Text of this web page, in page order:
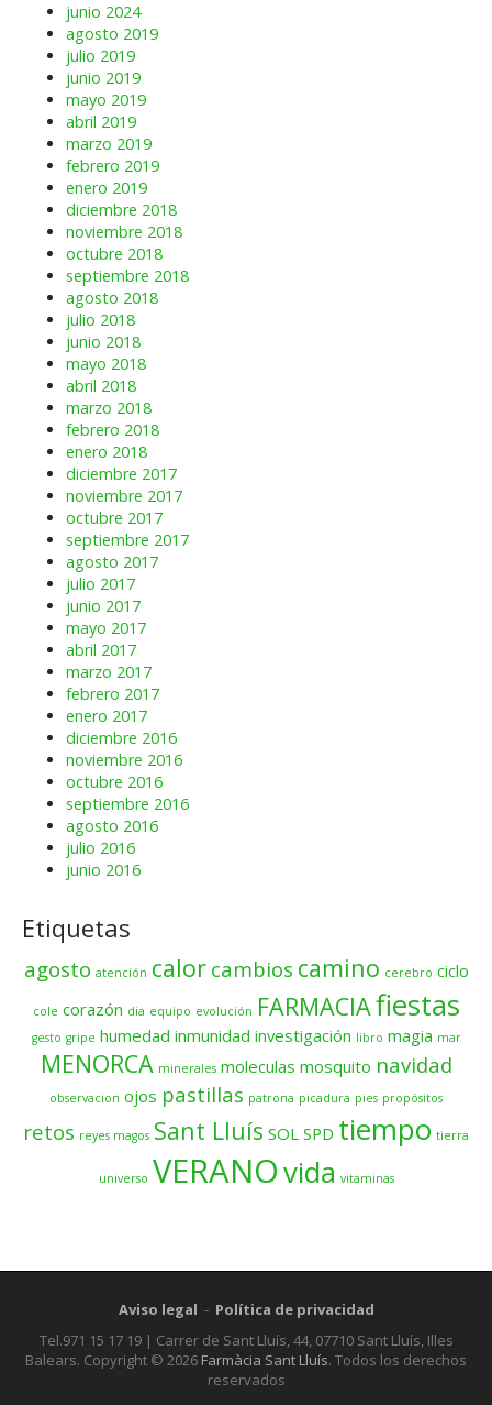
junio 2024
agosto 2019
julio 2019
junio 2019
mayo 2019
abril 2019
marzo 2019
febrero 2019
enero 2019
diciembre 2018
noviembre 2018
octubre 2018
septiembre 2018
agosto 2018
julio 2018
junio 2018
mayo 2018
abril 2018
marzo 2018
febrero 2018
enero 2018
diciembre 2017
noviembre 2017
octubre 2017
septiembre 2017
agosto 2017
julio 2017
junio 2017
mayo 2017
abril 2017
marzo 2017
febrero 2017
enero 2017
diciembre 2016
noviembre 2016
octubre 2016
septiembre 2016
agosto 2016
julio 2016
junio 2016
Etiquetas
agosto atención calor cambios camino cerebro ciclo
cole corazón dia equipo evolución FARMACIAfiestas
gesto gripe humedad inmunidad investigación libro magia mar
MENORCA minerales moleculas mosquito navidad
observacion ojos pastillas patrona picadura pies propósitos
retos reyes magos Sant Lluís SOL SPD tiempo tierra
universo VERANOvida vitaminas
Aviso legal - Política de privacidad
Tel.971 15 17 19 | Carrer de Sant Lluís, 44, 07710 Sant Lluís, Illes
Balears. Copyright © 2026 Farmàcia Sant Lluís. Todos los derechos
reservados